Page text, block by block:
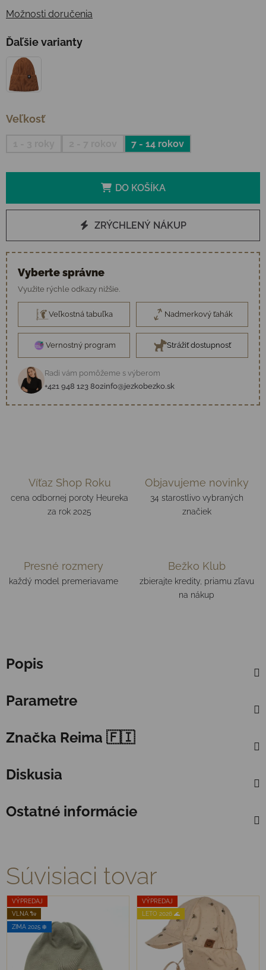
Možnosti doručenia
Ďaľšie varianty
Veľkosť
7 - 14 rokov
DO KOŠÍKA
ZRÝCHLENÝ NÁKUP
Vyberte správne
Využite rýchle odkazy nižšie.
Veľkostná tabuľka Nadmerkový ťahák
Vernostný program Strážiť dostupnosť
Radi vám pomôžeme s výberom
+421 948 123 802info@jezkobezko.sk
Víťaz Shop Roku
cena odbornej poroty Heureka
za rok 2025
Objavujeme novinky
34 starostlivo vybraných
značiek
Presné rozmery
každý model premeriavame
Bežko Klub
zbierajte kredity, priamu zľavu
na nákup
Popis
Parametre
Značka Reima 🇫🇮
Diskusia
Ostatné informácie
Súvisiaci tovar
VÝPREDAJ
VLNA 🐑
ZIMA 2025 ❄️
VÝPREDAJ
LETO 2026 🌊